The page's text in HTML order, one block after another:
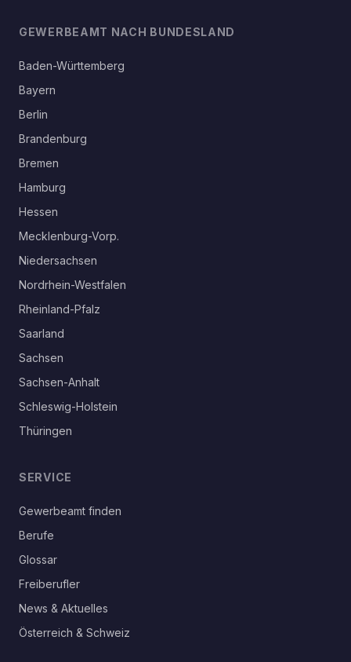
GEWERBEAMT NACH BUNDESLAND
Baden-Württemberg
Bayern
Berlin
Brandenburg
Bremen
Hamburg
Hessen
Mecklenburg-Vorp.
Niedersachsen
Nordrhein-Westfalen
Rheinland-Pfalz
Saarland
Sachsen
Sachsen-Anhalt
Schleswig-Holstein
Thüringen
SERVICE
Gewerbeamt finden
Berufe
Glossar
Freiberufler
News & Aktuelles
Österreich & Schweiz